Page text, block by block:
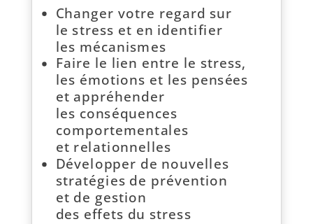
Changer votre regard sur
le stress et en identifier
les mécanismes
Faire le lien entre le stress,
les émotions et les pensées
et appréhender
les conséquences
comportementales
et relationnelles
Développer de nouvelles
stratégies de prévention
et de gestion
des effets du stress